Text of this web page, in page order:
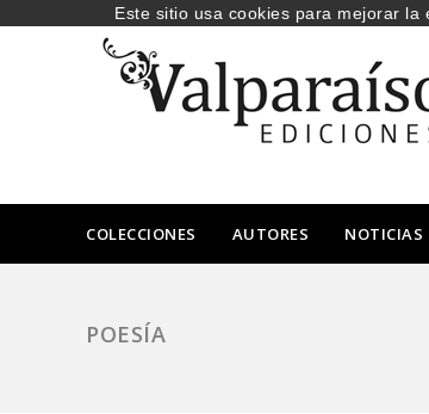
COLECCIONES AUTORES NOTICIAS
POESÍA
Este sitio usa cookies para mejorar la